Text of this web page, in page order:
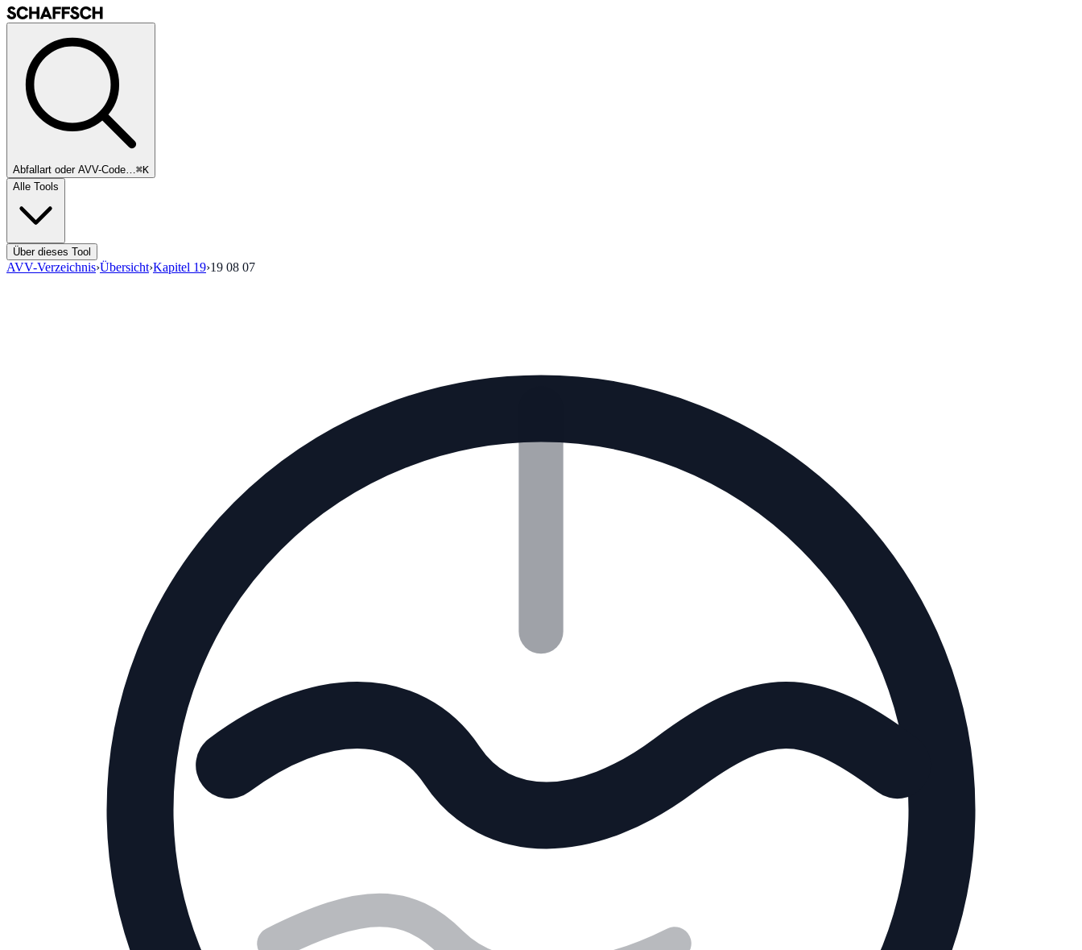
Abfallart oder AVV-Code…⌘K
Alle Tools
Über dieses Tool
AVV-Verzeichnis›Übersicht›Kapitel 19›19 08 07